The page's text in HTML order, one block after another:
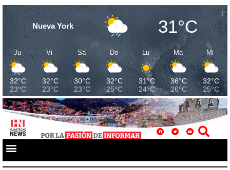
Nueva York 31°C
Ju
32°C
23°C
Vi
32°C
23°C
Sá
30°C
23°C
Do
32°C
25°C
Lu
31°C
24°C
Ma
36°C
26°C
Mi
32°C
25°C